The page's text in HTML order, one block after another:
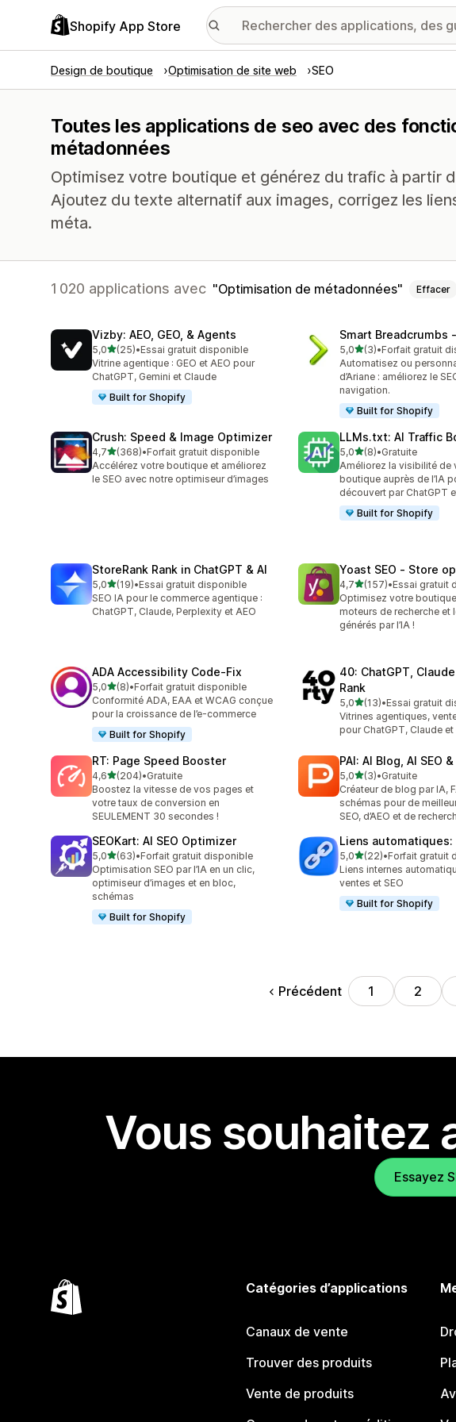
Shopify App Store
Design de boutique Optimisation de site web SEO
Toutes les applications de seo avec des
métadonnées
Optimisez votre boutique et générez du trafic à partir
Ajoutez du texte alternatif aux images, corrigez les
méta.
1 020 applications avec Optimisation de métadonnées Effacer
Vizby: AEO, GEO, & Agents
5,0étoile(s) sur 5
(25)
25 avis au total
•Essai gratuit disponible
Vitrine agentique : GEO et AEO pour
ChatGPT, Gemini et Claude
Built for Shopify
Smart Breadcrumbs
5,0étoile(s) sur 5
(3)
3 avis au total
•Forfait gratuit
Automatisez ou
d’Ariane : améliorez le
navigation.
Built for Shopify
Crush: Speed & Image Optimizer
4,7étoile(s) sur 5
(368)
368 avis au total
•Forfait gratuit disponible
Accélérez votre boutique et améliorez
le SEO avec notre optimiseur d’images
LLMs.txt: AI Traffic
5,0étoile(s) sur 5
(8)
8 avis au total
•Gratuite
Améliorez la visibilité de
boutique auprès de l’IA
découvert par ChatGPT
Built for Shopify
StoreRank Rank in ChatGPT & AI
5,0étoile(s) sur 5
(19)
19 avis au total
•Essai gratuit disponible
SEO IA pour le commerce agentique :
ChatGPT, Claude, Perplexity et AEO
Yoast SEO ‑ Store
4,7étoile(s) sur 5
(157)
157 avis au total
•Essai gratuit
Optimisez votre
moteurs de recherche et
générés par l’IA !
ADA Accessibility Code‑Fix
5,0étoile(s) sur 5
(8)
8 avis au total
•Forfait gratuit disponible
Conformité ADA, EAA et WCAG conçue
pour la croissance de l’e-commerce
Built for Shopify
40: ChatGPT, Claude
Rank
5,0étoile(s) sur 5
(13)
13 avis au total
•Essai gratuit
Vitrines agentiques,
pour ChatGPT, Claude et
RT: Page Speed Booster
4,6étoile(s) sur 5
(204)
204 avis au total
•Gratuite
Boostez la vitesse de vos pages et
votre taux de conversion en
SEULEMENT 30 secondes !
PAI: AI Blog, AI SEO &
5,0étoile(s) sur 5
(3)
3 avis au total
•Gratuite
Créateur de blog par IA,
schémas pour de
SEO, d’AEO et de
SEOKart: AI SEO Optimizer
5,0étoile(s) sur 5
(63)
63 avis au total
•Forfait gratuit disponible
Optimisation SEO par l’IA en un clic,
optimiseur d’images et en bloc,
schémas
Built for Shopify
Liens automatiques:
5,0étoile(s) sur 5
(22)
22 avis au total
•Forfait gratuit
Liens internes
ventes et SEO
Built for Shopify
Précédent 1 2
Vous souhaitez
Essayez
Catégories d’applications
Canaux de vente
Trouver des produits
Vente de produits